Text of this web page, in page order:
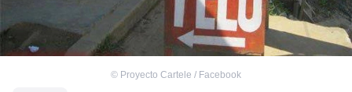
© Proyecto Cartele / Facebook